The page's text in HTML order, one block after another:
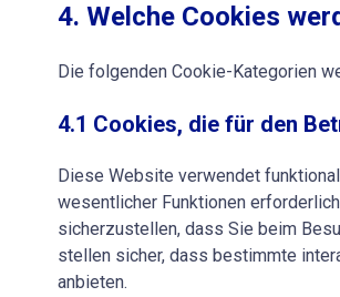
4. Welche Cookies
Die folgenden Cookie-Kategorien
4.1 Cookies, die für den
Diese Website verwendet
wesentlicher Funktionen
sicherzustellen, dass Sie beim
stellen sicher, dass bestimmte
anbieten.